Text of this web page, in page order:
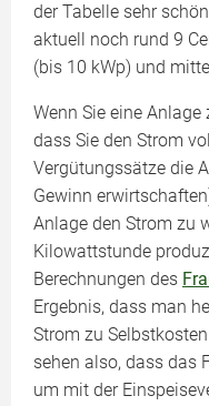
der Tabelle sehr
aktuell noch rund 9
(bis 10 kWp) und
Wenn Sie eine
dass Sie den Strom
Vergütungssätze die
Gewinn
Anlage den Strom zu
Kilowattstunde
Berechnungen des
Ergebnis, dass man
Strom zu
sehen also, dass das
um mit der